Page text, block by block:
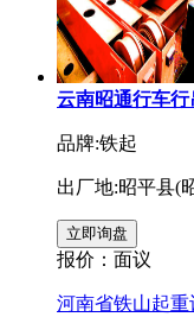
云南昭通行车
品牌:铁起
出厂地:昭平县(
报价： 面议
河南省铁山起重